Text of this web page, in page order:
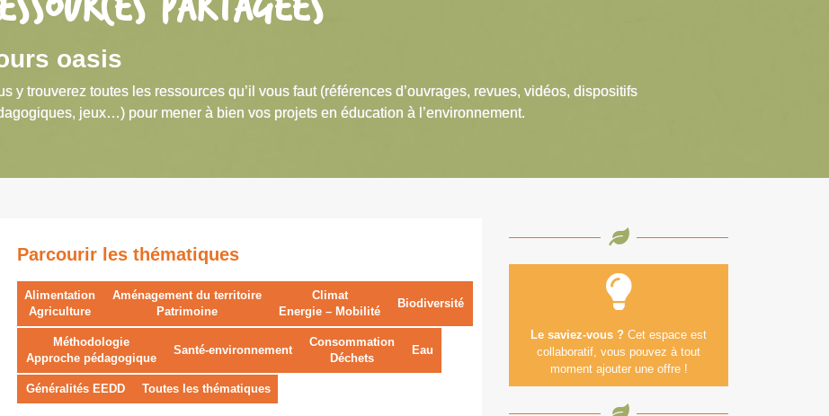
oasis
y trouverez toutes les ressources qu’il vous faut (références d’ouvrages, revues, vidéos, dispositifs
jeux…) pour mener à bien vos projets en éducation à l’environnement.
Parcourir les thématiques
Alimentation
Agriculture
Aménagement du territoire
Patrimoine
Climat
Energie – Mobilité
Biodiversité
Méthodologie
Approche pédagogique
Santé-environnement
Consommation
Déchets
Eau
Généralités EEDD Toutes les thématiques
Le saviez-vous ?Cet espace est
collaboratif, vous pouvez à tout
moment ajouter une offre !